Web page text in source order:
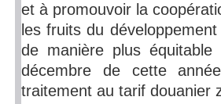
et à promouvoir la
les fruits du
de manière plus
décembre de cette
traitement au tarif douanier